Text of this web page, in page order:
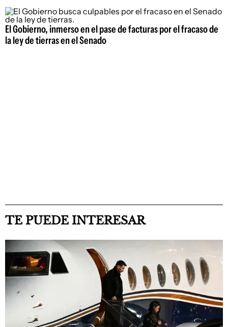
El Gobierno, inmerso en el pase de facturas por el fracaso de
la ley de tierras en el Senado
TE PUEDE INTERESAR